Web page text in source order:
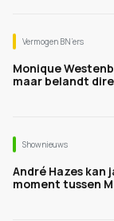
Vermogen BN’ers
Monique
maar belandt
Shownieuws
André Hazes
moment tussen